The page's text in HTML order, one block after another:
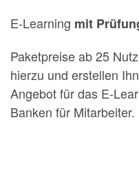
E-Learning mit
Paketpreise ab 25
hierzu und erstellen
Angebot für das E-
Banken für Mitarbeiter.